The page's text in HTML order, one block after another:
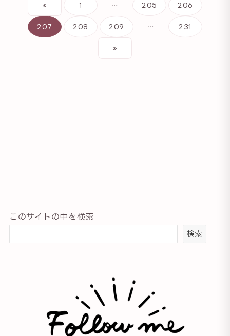
« 1 … 205 206
207 208 209 … 231
»
このサイトの中を検索
検索